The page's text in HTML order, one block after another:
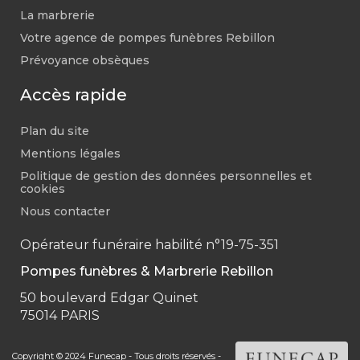
La marbrerie
Votre agence de pompes funèbres Rebillon
Prévoyance obsèques
Accès rapide
Plan du site
Mentions légales
Politique de gestion des données personnelles et
cookies
Nous contacter
Opérateur funéraire habilité n°19-75-351
Pompes funèbres & Marbrerie Rebillon
50 boulevard Edgar Quinet
75014 PARIS
Copyright © 2024 Funecap - Tous droits réservés -